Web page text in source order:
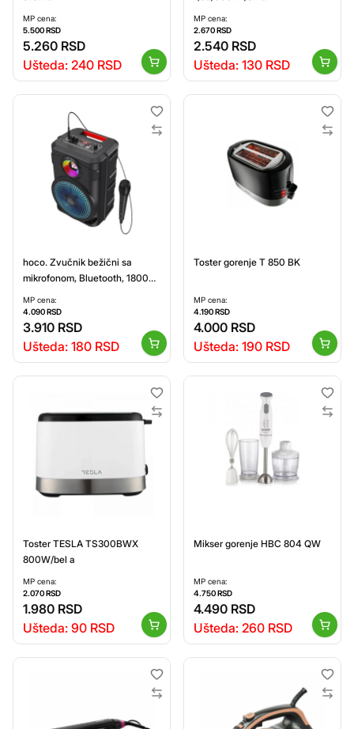
MP cena:
5.500RSD
5.260 RSD
Ušteda: 240 RSD
MP cena:
2.670RSD
2.540 RSD
Ušteda: 130 RSD
hoco. Zvučnik bežični sa
mikrofonom, Bluetooth, 1800
mAh - BS46 Mature
MP cena:
4.090RSD
3.910 RSD
Ušteda: 180 RSD
Toster gorenje T 850 BK
MP cena:
4.190RSD
4.000 RSD
Ušteda: 190 RSD
Toster TESLA TS300BWX
800W/bel a
MP cena:
2.070RSD
1.980 RSD
Ušteda: 90 RSD
Mikser gorenje HBC 804 QW
MP cena:
4.750RSD
4.490 RSD
Ušteda: 260 RSD